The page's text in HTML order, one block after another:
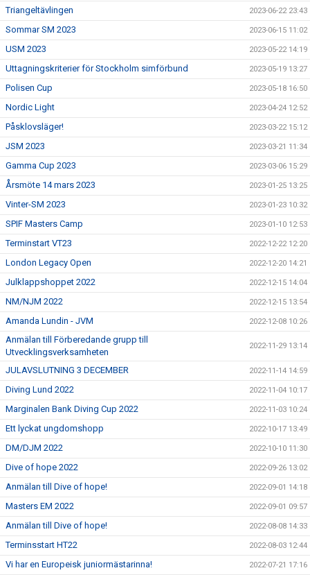
Triangeltävlingen 2023-06-22 23:43
Sommar SM 2023 2023-06-15 11:02
USM 2023 2023-05-22 14:19
Uttagningskriterier för Stockholm simförbund 2023-05-19 13:27
Polisen Cup 2023-05-18 16:50
Nordic Light 2023-04-24 12:52
Påsklovsläger! 2023-03-22 15:12
JSM 2023 2023-03-21 11:34
Gamma Cup 2023 2023-03-06 15:29
Årsmöte 14 mars 2023 2023-01-25 13:25
Vinter-SM 2023 2023-01-23 10:32
SPIF Masters Camp 2023-01-10 12:53
Terminstart VT23 2022-12-22 12:20
London Legacy Open 2022-12-20 14:21
Julklappshoppet 2022 2022-12-15 14:04
NM/NJM 2022 2022-12-15 13:54
Amanda Lundin - JVM 2022-12-08 10:26
Anmälan till Förberedande grupp till
Utvecklingsverksamheten
2022-11-29 13:14
JULAVSLUTNING 3 DECEMBER 2022-11-14 14:59
Diving Lund 2022 2022-11-04 10:17
Marginalen Bank Diving Cup 2022 2022-11-03 10:24
Ett lyckat ungdomshopp 2022-10-17 13:49
DM/DJM 2022 2022-10-10 11:30
Dive of hope 2022 2022-09-26 13:02
Anmälan till Dive of hope! 2022-09-01 14:18
Masters EM 2022 2022-09-01 09:57
Anmälan till Dive of hope! 2022-08-08 14:33
Terminsstart HT22 2022-08-03 12:44
Vi har en Europeisk juniormästarinna! 2022-07-21 17:16